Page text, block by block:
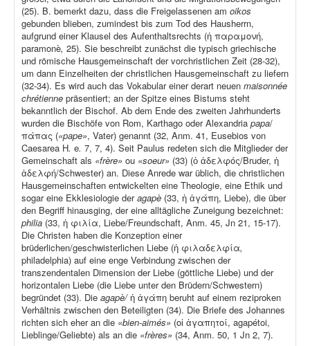
(25). B. bemerkt dazu, dass die Freigelassenen am oikos
gebunden blieben, zumindest bis zum Tod des Hausherrn,
aufgrund einer Klausel des Aufenthaltsrechts (ἡ παραμονή,
paramonè, 25). Sie beschreibt zunächst die typisch griechische
und römische Hausgemeinschaft der vorchristlichen Zeit (28-32),
um dann Einzelheiten der christlichen Hausgemeinschaft zu liefern
(32-34). Es wird auch das Vokabular einer derart neuen maisonnée
chrétienne präsentiert; an der Spitze eines Bistums steht
bekanntlich der Bischof. Ab dem Ende des zweiten Jahrhunderts
wurden die Bischöfe von Rom, Karthago oder Alexandria papa/
πάπας («pape», Vater) genannt (32, Anm. 41, Eusebios von
Caesarea H. e. 7, 7, 4). Seit Paulus redeten sich die Mitglieder der
Gemeinschaft als «frère» ou «soeur» (33) (ὁ ἀδελφός/Bruder, ἡ
ἀδελφή/Schwester) an. Diese Anrede war üblich, die christlichen
Hausgemeinschaften entwickelten eine Theologie, eine Ethik und
sogar eine Ekklesiologie deragapè (33, ἡ ἀγάπη, Liebe), die über
den Begriff hinausging, der eine alltägliche Zuneigung bezeichnet:
philia (33, ἡ φιλία, Liebe/Freundschaft, Anm. 45, Jn 21, 15-17).
Die Christen haben die Konzeption einer
brüderlichen/geschwisterlichen Liebe (ἡ φιλαδελφία,
philadelphia) auf eine enge Verbindung zwischen der
transzendentalen Dimension der Liebe (göttliche Liebe) und der
horizontalen Liebe (die Liebe unter den Brüdern/Schwestern)
begründet (33). Die agapè/ἡ ἀγάπη beruht auf einem reziproken
Verhältnis zwischen den Beteiligten (34). Die Briefe des Johannes
richten sich eher an die «bien-aimés» (οἱ ἀγαπητοί, agapétoi,
Lieblinge/Geliebte) als an die «frères» (34, Anm. 50, 1 Jn 2, 7).